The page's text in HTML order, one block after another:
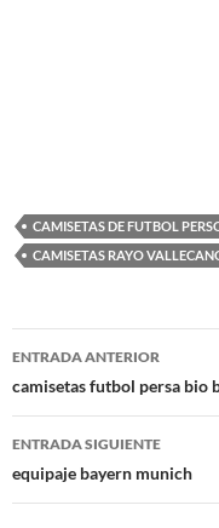
CAMISETAS DE FUTBOL
CAMISETAS RAYO
Navegación
de
entradas
ENTRADA ANTERIOR
camisetas futbol persa bio
ENTRADA SIGUIENTE
equipaje bayern munich